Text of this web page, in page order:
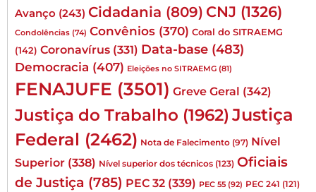
Avanço (243) Cidadania (809) CNJ (1326)
Condolências (74) Convênios (370) Coral do SITRAEMG
(142) Coronavírus (331) Data-base (483)
Democracia (407) Eleições no SITRAEMG (81)
FENAJUFE (3501) Greve Geral (342)
Justiça do Trabalho (1962) Justiça
Federal (2462) Nota de Falecimento (97) Nível
Superior (338) Nível superior dos técnicos (123) Oficiais
de Justiça (785) PEC 32 (339) PEC 55 (92) PEC 241 (121)